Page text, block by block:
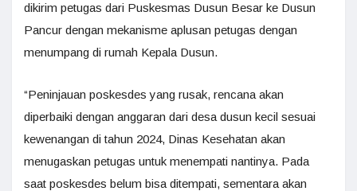
dikirim petugas dari Puskesmas Dusun Besar ke Dusun
Pancur dengan mekanisme aplusan petugas dengan
menumpang di rumah Kepala Dusun.
“Peninjauan poskesdes yang rusak, rencana akan
diperbaiki dengan anggaran dari desa dusun kecil sesuai
kewenangan di tahun 2024, Dinas Kesehatan akan
menugaskan petugas untuk menempati nantinya. Pada
saat poskesdes belum bisa ditempati, sementara akan